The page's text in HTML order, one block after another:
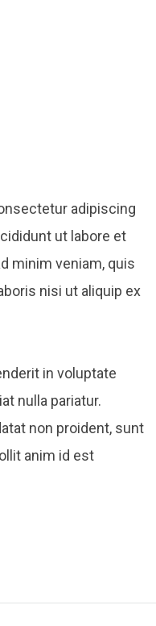
adipiscing
ut labore et
minim veniam, quis
nisi ut aliquip ex
in voluptate
nulla pariatur.
non proident, sunt
anim id est